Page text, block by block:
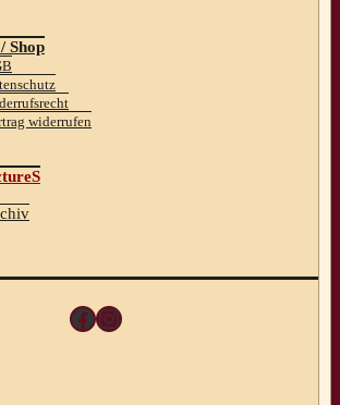
Shop
widerrufen
Facebook
Instagram